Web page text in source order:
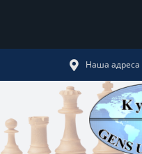
Наша адреса